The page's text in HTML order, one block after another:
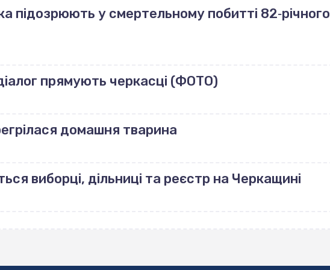
підозрюють у смертельному побитті 82‐річного
прямують черкасці (ФОТО)
домашня тварина
виборці, дільниці та реєстр на Черкащині